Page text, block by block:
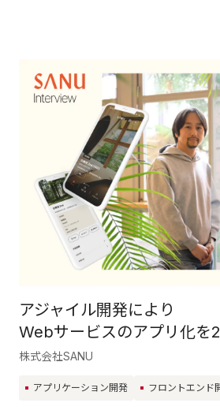
アジャイル開発により
Webサービスのアプリ化を
株式会社SANU
アプリケーション開発 フロントエンド